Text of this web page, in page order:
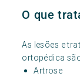
O que
As lesões e
ortopédica
Artrose